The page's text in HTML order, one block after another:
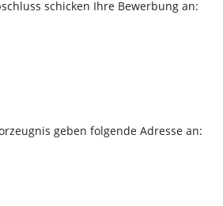
schicken Ihre Bewerbung an:
geben folgende Adresse an: